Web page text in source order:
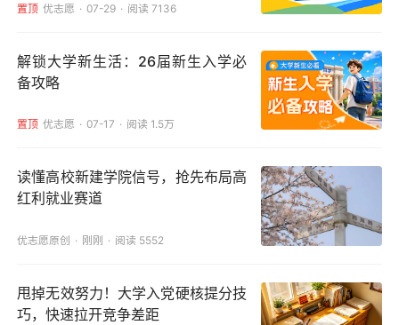
置顶 优志愿 07-29 阅读 7136
解锁大学新生活：26届新生入学必
备攻略
置顶 优志愿 07-17 阅读 1.5万
读懂高校新建学院信号，抢先布局高
红利就业赛道
优志愿原创 刚刚 阅读 5552
甩掉无效努力！大学入党硬核提分技
巧，快速拉开竞争差距